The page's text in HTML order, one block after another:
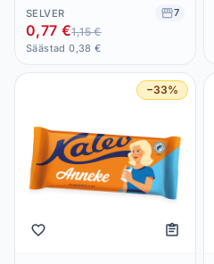
piimašokolaadis 50g
SELVER 7
0,77 €1,15 €
Säästad 0,38 €
−33%